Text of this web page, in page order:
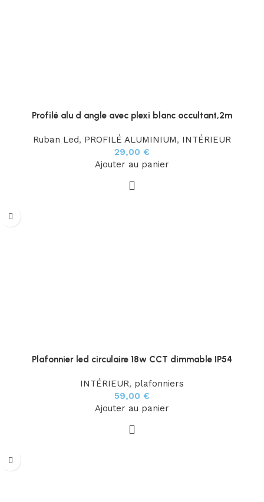
Profilé alu d angle avec plexi blanc occultant,2m
Ruban Led, PROFILÉ ALUMINIUM, INTÉRIEUR
29,00 €
Ajouter au panier
Plafonnier led circulaire 18w CCT dimmable IP54
INTÉRIEUR, plafonniers
59,00 €
Ajouter au panier